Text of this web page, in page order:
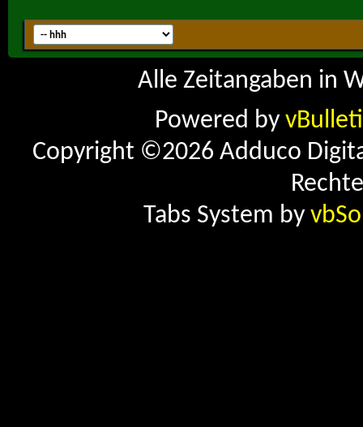
Alle Zeitangaben in
Powered by
Copyright ©2026 Adduco
Tabs System by